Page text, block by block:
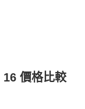
價格比較